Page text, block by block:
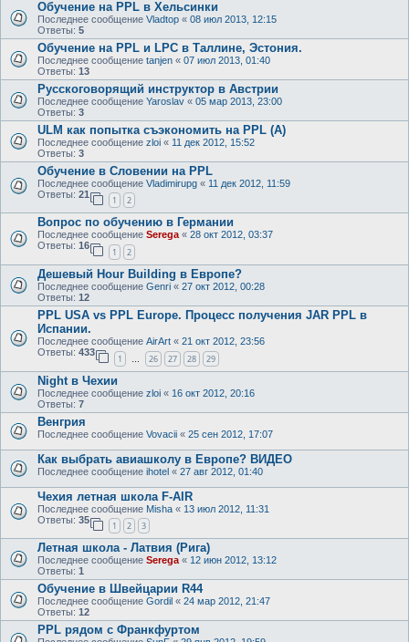
Обучение на PPL в Хельсинки
Последнее сообщение Vladtop « 08 июл 2013, 12:15
Ответы: 5
Обучение на PPL и LPC в Таллине, Эстония.
Последнее сообщение tanjen « 07 июл 2013, 01:40
Ответы: 13
Русскоговорящий инструктор в Австрии
Последнее сообщение Yaroslav « 05 мар 2013, 23:00
Ответы: 3
ULM как попытка съэкономить на PPL (A)
Последнее сообщение zloi « 11 дек 2012, 15:52
Ответы: 3
Обучение в Словении на PPL
Последнее сообщение Vladimirupg « 11 дек 2012, 11:59
Ответы: 21
1 2
Вопрос по обучению в Германии
Последнее сообщение Serega« 28 окт 2012, 03:37
Ответы: 16
1 2
Дешевый Hour Building в Европе?
Последнее сообщение Genri « 27 окт 2012, 00:28
Ответы: 12
PPL USA vs PPL Europe. Процесс получения JAR PPL в
Испании.
Последнее сообщение AirArt « 21 окт 2012, 23:56
Ответы: 433
1 … 26 27 28 29
Night в Чехии
Последнее сообщение zloi « 16 окт 2012, 20:16
Ответы: 7
Венгрия
Последнее сообщение Vovacii « 25 сен 2012, 17:07
Как выбрать авиашколу в Европе? ВИДЕО
Последнее сообщение ihotel « 27 авг 2012, 01:40
Чехия летная школа F-AIR
Последнее сообщение Misha « 13 июл 2012, 11:31
Ответы: 35
1 2 3
Летная школа - Латвия (Рига)
Последнее сообщение Serega « 12 июн 2012, 13:12
Ответы: 1
Обучение в Швейцарии R44
Последнее сообщение Gordil « 24 мар 2012, 21:47
Ответы: 12
PPL рядом с Франкфуртом